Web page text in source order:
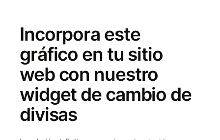
Incorpora este
gráfico en tu sitio
web con nuestro
widget de cambio de
divisas